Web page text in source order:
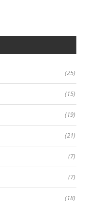
(25)
(15)
(19)
(21)
(7)
(7)
(18)